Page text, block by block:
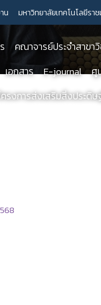
น มหาวิทยาลัยเทคโนโลยีรา
คณาจารย์ประจำสาขา
เอกสาร
E-journal
ศู
ครงการส่งเสริมสิ่งประดิ